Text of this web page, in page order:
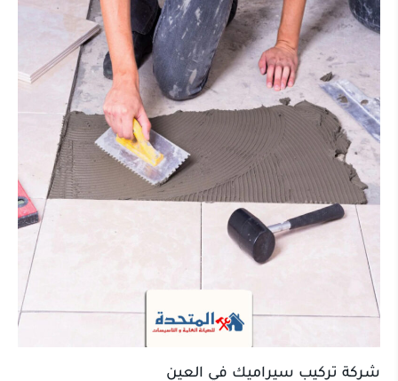
شركة تركيب سيراميك في العين